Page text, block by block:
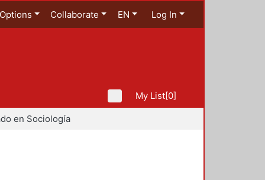
Options Collaborate EN Log In
My List[0]
en Sociología